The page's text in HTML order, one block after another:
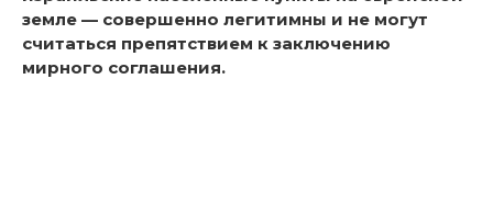
земле — совершенно легитимны и не могут
считаться препятствием к заключению
мирного соглашения.